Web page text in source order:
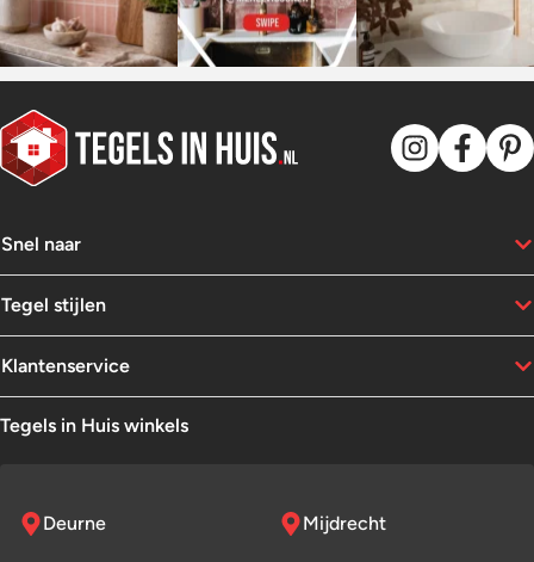
Snel naar
Tegel stijlen
Klantenservice
Tegels in Huis winkels
Deurne Mijdrecht